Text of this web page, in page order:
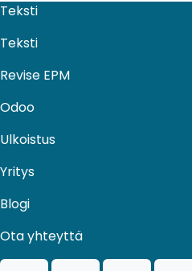
Teksti
Teksti
Revise EPM
Odoo
Ulkoistus​
Yritys
Blogi
Ota yhteyttä